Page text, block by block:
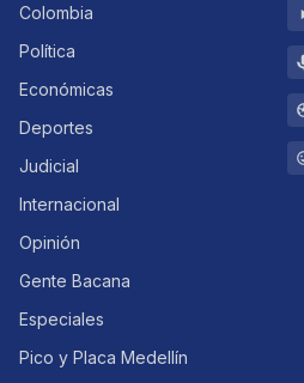
Colombia
Política
Económicas
Deportes
Judicial
Internacional
Opinión
Gente Bacana
Especiales
Pico y Placa Medellín